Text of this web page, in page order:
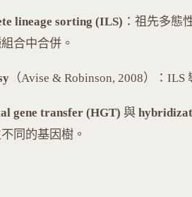
lineage sorting (ILS) ：祖先多態
合中合併。
（Avise & Robinson, 2008）：
gene transfer (HGT) 與
同的基因樹。